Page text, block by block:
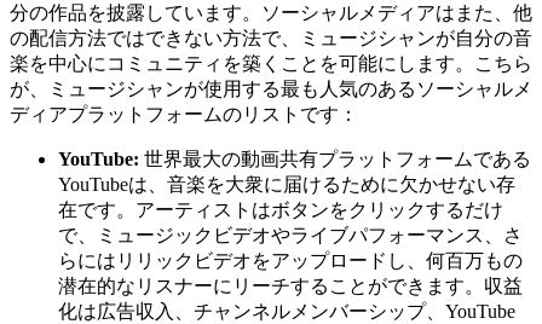
分の作品を披露しています。ソーシャルメディアはまた、他
の配信方法ではできない方法で、ミュージシャンが自分の音
楽を中心にコミュニティを築くことを可能にします。こちら
が、ミュージシャンが使用する最も人気のあるソーシャルメ
ディアプラットフォームのリストです：
YouTube: 世界最大の動画共有プラットフォームである
YouTubeは、音楽を大衆に届けるために欠かせない存
在です。アーティストはボタンをクリックするだけ
で、ミュージックビデオやライブパフォーマンス、さ
らにはリリックビデオをアップロードし、何百万もの
潜在的なリスナーにリーチすることができます。収益
化は広告収入、チャンネルメンバーシップ、YouTube